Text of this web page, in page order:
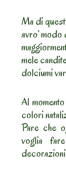
Ma di
avro’
mele
dolciumi
Al
colori
Pare che
voglia